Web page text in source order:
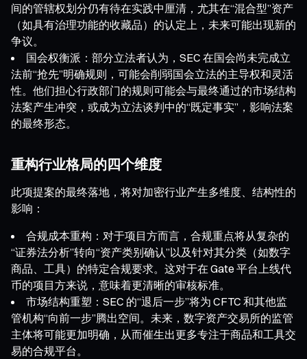
间的管辖权划分仍有待在实践中厘清，尤其在“混合型”资产
（如具有治理功能的收藏品）的认定上，未来可能出现新的
争议。
国会权衡派：部分立法者认为，SEC 在国会尚未完成立
法前“抢先”明确规则，可能会削弱国会立法的主导权和灵活
性。他们担心行政部门的规则可能会与最终通过的市场结构
法案产生冲突，或成为立法谈判中的“既定事实”，影响法案
的最终形态。
重构行业格局的四个维度
此项提案的最终落地，将对加密行业产生多维度、结构性的
影响：
合规成本重构：对于项目方而言，合规重点将从复杂的
“证券法分析”转向“资产类别确认”以及针对其分类（如数字
商品、工具）的特定合规要求。这对于在 Gate 平台上线代
币的项目方来说，意味着更清晰的审核标准。
市场结构重塑：SEC 的“退后一步”将为 CFTC 和其他监
管机构“向前一步”腾出空间。未来，数字资产交易所的监管
主体将可能更加明确，从而催生出更多专注于商品和工具交
易的合规平台。